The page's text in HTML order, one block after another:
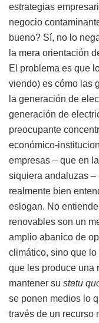
estrategias
negocio
bueno? Sí, no lo
la mera orientación
El problema es que
viendo) es cómo las
la generación de
generación de
preocupante
económico-
empresas – que en
siquiera andaluzas –
realmente bien
eslogan. No
renovables son un
amplio abanico de
climático, sino que
que les produce una
mantener su statu
se ponen medios lo
través de un recurso